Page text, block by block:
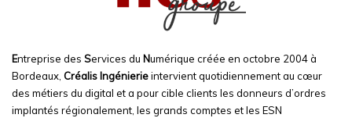
Entreprise des Services du Numérique créée en octobre 2004 à
Bordeaux, Créalis Ingénierieintervient quotidiennement au cœur
des métiers du digital et a pour cible clients les donneurs d’ordres
implantés régionalement, les grands comptes et les ESN